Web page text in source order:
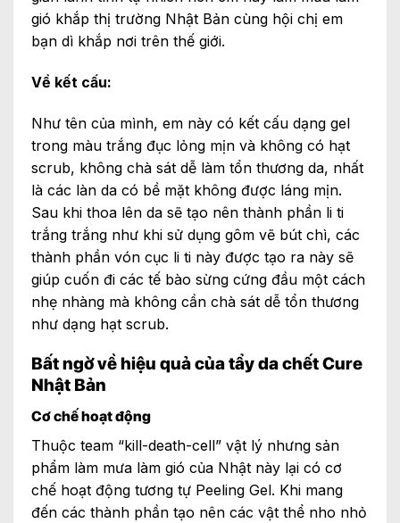
gió khắp thị trường Nhật Bản cùng hội chị em
bạn dì khắp nơi trên thế giới.
Về kết cấu:
Như tên của mình, em này có kết cấu dạng gel
trong màu trắng đục lỏng mịn và không có hạt
scrub, không chà sát dễ làm tổn thương da, nhất
là các làn da có bề mặt không được láng mịn.
Sau khi thoa lên da sẽ tạo nên thành phần li ti
trắng trắng như khi sử dụng gôm vẽ bút chì, các
thành phần vón cục li ti này được tạo ra này sẽ
giúp cuốn đi các tế bào sừng cứng đầu một cách
nhẹ nhàng mà không cần chà sát dễ tổn thương
như dạng hạt scrub.
Bất ngờ về hiệu quả của tẩy da chết Cure
Nhật Bản
Cơ chế hoạt động
Thuộc team “kill-death-cell” vật lý nhưng sản
phẩm làm mưa làm gió của Nhật này lại có cơ
chế hoạt động tương tự Peeling Gel. Khi mang
đến các thành phần tạo nên các vật thể nho nhỏ